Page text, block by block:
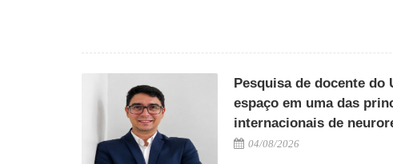
Pesquisa de docente do
espaço em uma das
internacionais de
04/08/2026